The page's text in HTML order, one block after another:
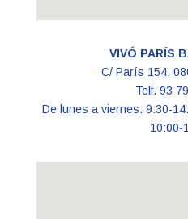
VIVÓ PARÍS
C/ París 154,
Telf. 93
De lunes a viernes: 9:30-
10:00-